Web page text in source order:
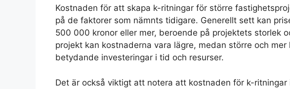
Kostnaden för att skapa k-ritningar för större
på de faktorer som nämnts tidigare. Generellt sett kan
500 000 kronor eller mer, beroende på projektets storlek
projekt kan kostnaderna vara lägre, medan större och
betydande investeringar i tid och resurser.
Det är också viktigt att notera att kostnaden för k-